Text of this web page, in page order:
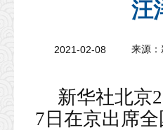
汪
2021-02-08 来源：
新华社北京
7日在京出席